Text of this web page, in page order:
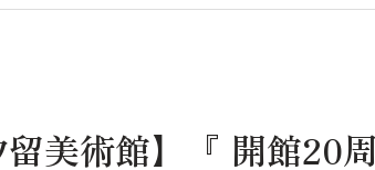
留美術館】『 開館20